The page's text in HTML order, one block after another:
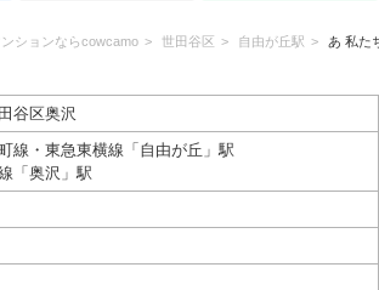
ションならcowcamo 世田谷区 自由が丘駅 あ 私た
谷区奥沢
線・東急東横線「自由が丘」駅
「奥沢」駅